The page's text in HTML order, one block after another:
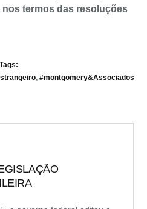
termos das resoluções
Tags:
, #montgomery&Associados